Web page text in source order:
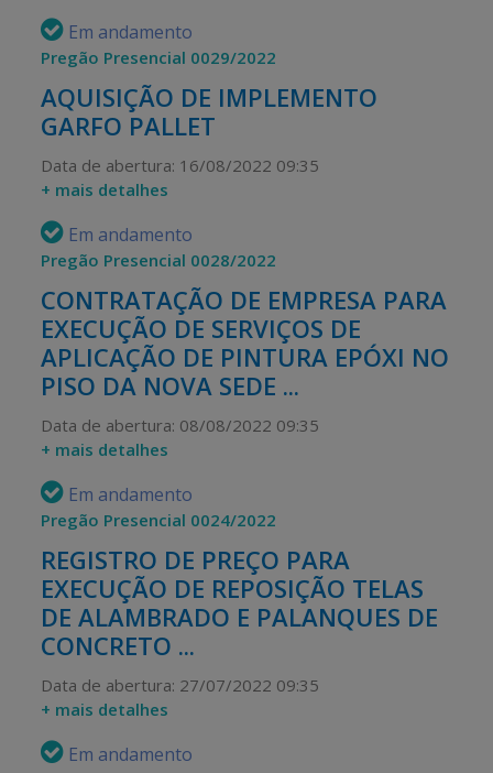
Em andamento
Pregão Presencial 0029/2022
AQUISIÇÃO DE IMPLEMENTO
GARFO PALLET
Data de abertura: 16/08/2022 09:35
+ mais detalhes
Em andamento
Pregão Presencial 0028/2022
CONTRATAÇÃO DE EMPRESA PARA
EXECUÇÃO DE SERVIÇOS DE
APLICAÇÃO DE PINTURA EPÓXI NO
PISO DA NOVA SEDE ...
Data de abertura: 08/08/2022 09:35
+ mais detalhes
Em andamento
Pregão Presencial 0024/2022
REGISTRO DE PREÇO PARA
EXECUÇÃO DE REPOSIÇÃO TELAS
DE ALAMBRADO E PALANQUES DE
CONCRETO ...
Data de abertura: 27/07/2022 09:35
+ mais detalhes
Em andamento